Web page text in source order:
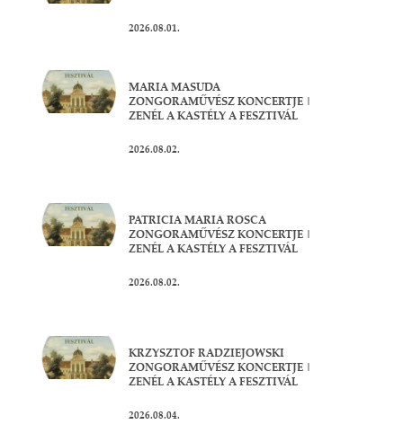
2026.08.01.
MARIA MASUDA
ZONGORAMŰVÉSZ KONCERTJE |
ZENÉL A KASTÉLY A FESZTIVÁL
2026.08.02.
PATRICIA MARIA ROSCA
ZONGORAMŰVÉSZ KONCERTJE |
ZENÉL A KASTÉLY A FESZTIVÁL
2026.08.02.
KRZYSZTOF RADZIEJOWSKI
ZONGORAMŰVÉSZ KONCERTJE |
ZENÉL A KASTÉLY A FESZTIVÁL
2026.08.04.